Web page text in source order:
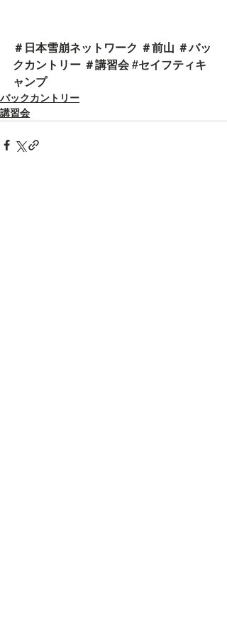
＃日本雪崩ネットワーク ＃前山 ＃バッ
クカントリー ＃講習会 #セイフティキ
ャンプ
バックカントリー
講習会